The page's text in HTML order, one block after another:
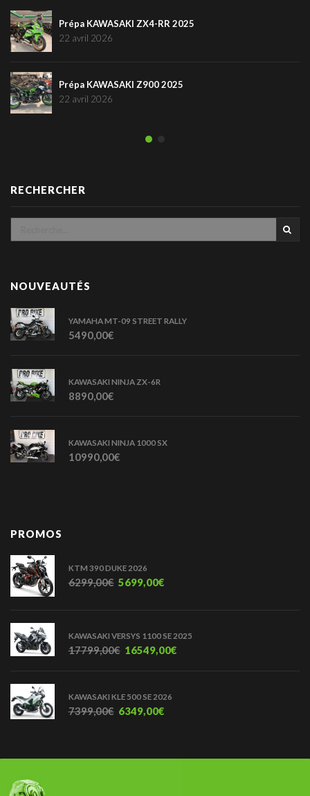
Prépa KAWASAKI ZX4-RR 2025
22 avril 2026
Prépa KAWASAKI Z900 2025
22 avril 2026
RECHERCHER
NOUVEAUTÉS
YAMAHA MT-09 STREET RALLY
5490,00€
KAWASAKI NINJA ZX-6R
8890,00€
KAWASAKI NINJA 1000 SX
10990,00€
PROMOS
KTM 390 DUKE 2026
6299,00€ 5699,00€
KAWASAKI VERSYS 1100 SE 2025
17799,00€ 16549,00€
KAWASAKI KLE 500 SE 2026
7399,00€ 6349,00€